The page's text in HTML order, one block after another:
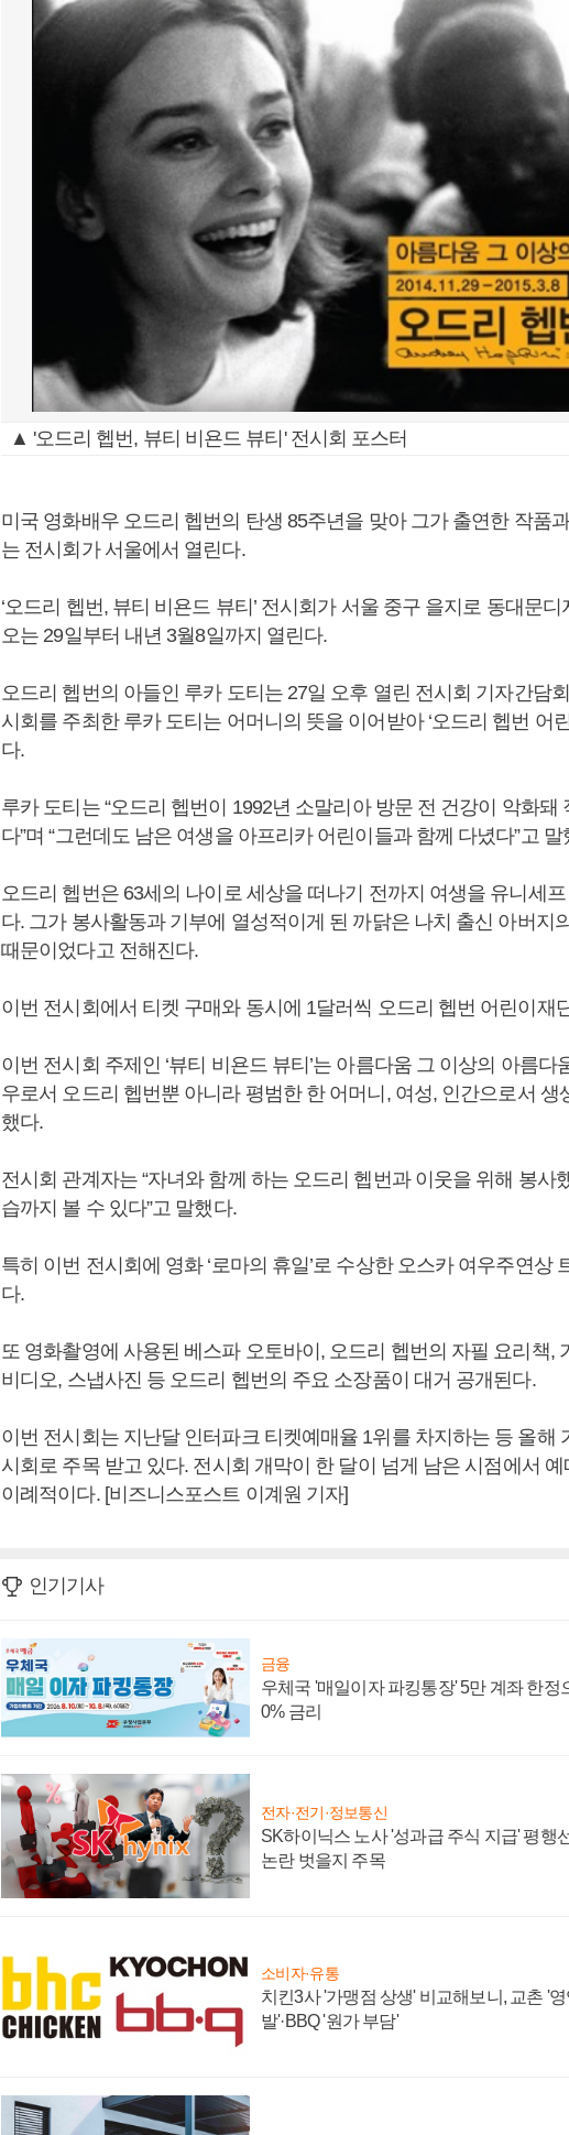
▲ '오드리 헵번, 뷰티 비욘드 뷰티' 전시회 포스터
미국 영화배우 오드리 헵번의 탄생 85주년을 맞아 그가 출연한 작품
는 전시회가 서울에서 열린다.
‘오드리 헵번, 뷰티 비욘드 뷰티’ 전시회가 서울 중구 을지로 동대문
오는 29일부터 내년 3월8일까지 열린다.
오드리 헵번의 아들인 루카 도티는 27일 오후 열린 전시회 기자간담
시회를 주최한 루카 도티는 어머니의 뜻을 이어받아 ‘오드리 헵번 어
다.
루카 도티는 “오드리 헵번이 1992년 소말리아 방문 전 건강이 악화돼
다”며 “그런데도 남은 여생을 아프리카 어린이들과 함께 다녔다”고 말
오드리 헵번은 63세의 나이로 세상을 떠나기 전까지 여생을 유니세
다. 그가 봉사활동과 기부에 열성적이게 된 까닭은 나치 출신 아버지
때문이었다고 전해진다.
이번 전시회에서 티켓 구매와 동시에 1달러씩 오드리 헵번 어린이재
이번 전시회 주제인 ‘뷰티 비욘드 뷰티’는 아름다움 그 이상의 아름다
우로서 오드리 헵번뿐 아니라 평범한 한 어머니, 여성, 인간으로서 생
했다.
전시회 관계자는 “자녀와 함께 하는 오드리 헵번과 이웃을 위해 봉사
습까지 볼 수 있다”고 말했다.
특히 이번 전시회에 영화 ‘로마의 휴일’로 수상한 오스카 여우주연상
다.
또 영화촬영에 사용된 베스파 오토바이, 오드리 헵번의 자필 요리책,
비디오, 스냅사진 등 오드리 헵번의 주요 소장품이 대거 공개된다.
이번 전시회는 지난달 인터파크 티켓예매율 1위를 차지하는 등 올해
시회로 주목 받고 있다. 전시회 개막이 한 달이 넘게 남은 시점에서
이례적이다. [비즈니스포스트 이계원 기자]
인기기사
금융
우체국 '매일이자 파킹통장' 5만 계좌 한정
0% 금리
전자·전기·정보통신
SK하이닉스 노사 '성과급 주식 지급' 평행
논란 벗을지 주목
소비자·유통
치킨3사 '가맹점 상생' 비교해보니, 교촌 '영
발'·BBQ '원가 부담'